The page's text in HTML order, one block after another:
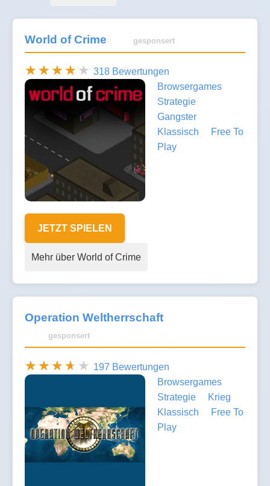
World of Crime gesponsert
318 Bewertungen
Browsergames
Strategie
Gangster
Klassisch
Free To
Play
JETZT SPIELEN
Mehr über World of Crime
Operation Weltherrschaft
gesponsert
197 Bewertungen
Browsergames
Strategie
Krieg
Klassisch
Free To
Play